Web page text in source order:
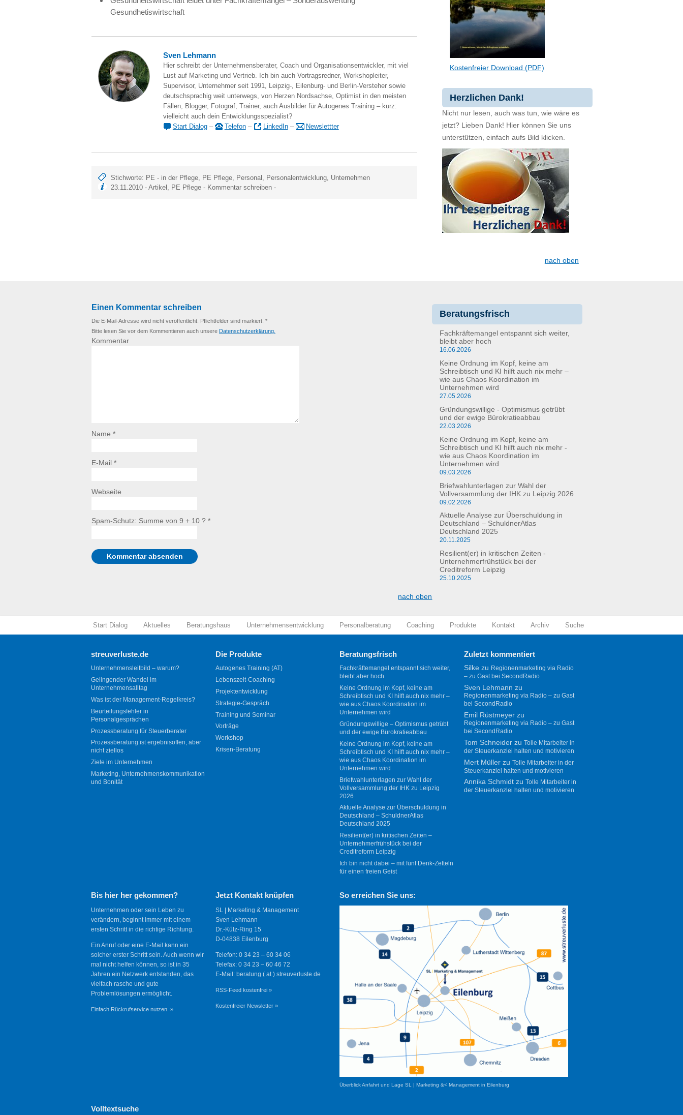
Gesundhetiswirtschaft
Sven Lehmann
Hier schreibt der Unternehmensberater, Coach und Organisationsentwickler, mit viel
Lust auf Marketing und Vertrieb. Ich bin auch Vortragsredner, Workshopleiter,
Supervisor, Unternehmer seit 1991, Leipzig-, Eilenburg- und Berlin-Versteher sowie
deutschsprachig weit unterwegs, von Herzen Nordsachse, Optimist in den meisten
Fällen, Blogger, Fotograf, Trainer, auch Ausbilder für Autogenes Training – kurz:
vielleicht auch dein Entwicklungsspezialist?
Start Dialog– Telefon– LinkedIn– Newslettter
Stichworte: PE - in der Pflege, PE Pflege, Personal , Personalentwicklung, Unternehmen
23.11.2010 -Artikel , PE Pflege - Kommentar schreiben -
Kostenfreier Download (PDF)
Herzlichen Dank!
Nicht nur lesen, auch was tun, wie wäre es
jetzt? Lieben Dank! Hier können Sie uns
unterstützen, einfach aufs Bild klicken.
nach oben
Beratungsfrisch
Fachkräftemangel entspannt sich weiter,
bleibt aber hoch
16.06.2026
Keine Ordnung im Kopf, keine am
Schreibtisch und KI hilft auch nix mehr –
wie aus Chaos Koordination im
Unternehmen wird
27.05.2026
Gründungswillige - Optimismus getrübt
und der ewige Bürokratieabbau
22.03.2026
Keine Ordnung im Kopf, keine am
Schreibtisch und KI hilft auch nix mehr -
wie aus Chaos Koordination im
Unternehmen wird
09.03.2026
Briefwahlunterlagen zur Wahl der
Vollversammlung der IHK zu Leipzig 2026
09.02.2026
Aktuelle Analyse zur Überschuldung in
Deutschland – SchuldnerAtlas
Deutschland 2025
20.11.2025
Resilient(er) in kritischen Zeiten -
Unternehmerfrühstück bei der
Creditreform Leipzig
25.10.2025
Einen Kommentar schreiben
Die E-Mail-Adresse wird nicht veröffentlicht. Pflichtfelder sind markiert. *
Bitte lesen Sie vor dem Kommentieren auch unsere Datenschutzerklärung.
Kommentar
Name *
E-Mail *
Webseite
Spam-Schutz: Summe von 9 + 10 ? *
nach oben
Start Dialog Aktuelles Beratungshaus Unternehmensentwicklung Personalberatung Coaching Produkte Kontakt Archiv Suche
streuverluste.de
Unternehmensleitbild – warum?
Gelingender Wandel im
Unternehmensalltag
Was ist der Management-Regelkreis?
Beurteilungsfehler in
Personalgesprächen
Prozessberatung für Steuerberater
Prozessberatung ist ergebnisoffen, aber
nicht ziellos
Ziele im Unternehmen
Marketing, Unternehmenskommunikation
und Bonität
Die Produkte
Autogenes Training (AT)
Lebenszeit-Coaching
Projektentwicklung
Strategie-Gespräch
Training und Seminar
Vorträge
Workshop
Krisen-Beratung
Beratungsfrisch
Fachkräftemangel entspannt sich weiter,
bleibt aber hoch
Keine Ordnung im Kopf, keine am
Schreibtisch und KI hilft auch nix mehr –
wie aus Chaos Koordination im
Unternehmen wird
Gründungswillige – Optimismus getrübt
und der ewige Bürokratieabbau
Keine Ordnung im Kopf, keine am
Schreibtisch und KI hilft auch nix mehr –
wie aus Chaos Koordination im
Unternehmen wird
Briefwahlunterlagen zur Wahl der
Vollversammlung der IHK zu Leipzig
2026
Aktuelle Analyse zur Überschuldung in
Deutschland – SchuldnerAtlas
Deutschland 2025
Resilient(er) in kritischen Zeiten –
Unternehmerfrühstück bei der
Creditreform Leipzig
Ich bin nicht dabei – mit fünf Denk-Zetteln
für einen freien Geist
Zuletzt kommentiert
Silkezu Regionenmarketing via Radio
– zu Gast bei SecondRadio
Sven Lehmann zu
Regionenmarketing via Radio – zu Gast
bei SecondRadio
Emil Rüstmeyerzu
Regionenmarketing via Radio – zu Gast
bei SecondRadio
Tom Schneiderzu Tolle Mitarbeiter in
der Steuerkanzlei halten und motivieren
Mert Müllerzu Tolle Mitarbeiter in der
Steuerkanzlei halten und motivieren
Annika Schmidtzu Tolle Mitarbeiter in
der Steuerkanzlei halten und motivieren
Bis hier her gekommen?
Unternehmen oder sein Leben zu
verändern, beginnt immer mit einem
ersten Schritt in die richtige Richtung.
Ein Anruf oder eine E-Mail kann ein
solcher erster Schritt sein. Auch wenn wir
mal nicht helfen können, so ist in 35
Jahren ein Netzwerk entstanden, das
vielfach rasche und gute
Problemlösungen ermöglicht.
Einfach Rückrufservice nutzen. »
Jetzt Kontakt knüpfen
SL | Marketing & Management
Sven Lehmann
Dr.-Külz-Ring 15
D-04838 Eilenburg
Telefon: 0 34 23 – 60 34 06
Telefax: 0 34 23 – 60 46 72
E-Mail: beratung ( at ) streuverluste.de
RSS-Feed kostenfrei »
Kostenfreier Newsletter »
So erreichen Sie uns:
Überblick Anfahrt und Lage SL | Marketing &< Management in Eilenburg
Volltextsuche